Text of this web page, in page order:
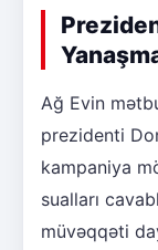
Ağ Evin
prezidenti
kampaniya
sualları
müvəqqəti